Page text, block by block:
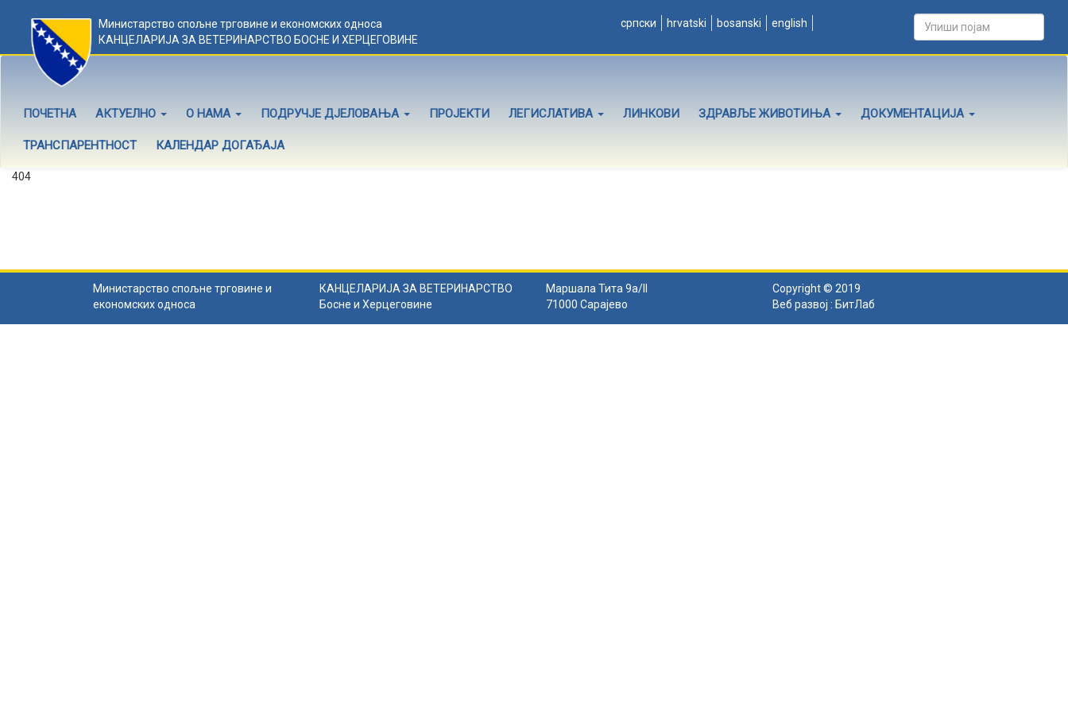
Министарство спољне трговине и економских односа
КАНЦЕЛАРИЈА ЗА ВЕТЕРИНАРСТВО БОСНЕ И ХЕРЦЕГОВИНЕ
српски hrvatski bosanski english
ПОЧЕТНА АКТУЕЛНО О НАМА ПОДРУЧЈЕ ДЈЕЛОВАЊА ПРОЈЕКТИ ЛЕГИСЛАТИВА ЛИНКОВИ ЗДРАВЉЕ ЖИВОТИЊА ДОКУМЕНТАЦИЈА
ТРАНСПАРЕНТНОСТ КАЛЕНДАР ДОГАЂАЈА
404
Министарство спољне трговине и
економских односа
КАНЦЕЛАРИЈА ЗА ВЕТЕРИНАРСТВО
Босне и Херцеговине
Маршала Тита 9а/II
71000 Сарајево
Copyright © 2019
Веб развој : БитЛаб